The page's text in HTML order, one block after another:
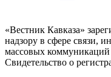
«Вестник Кавказа»
надзору в сфере связи,
массовых коммуникаций
Свидетельство о